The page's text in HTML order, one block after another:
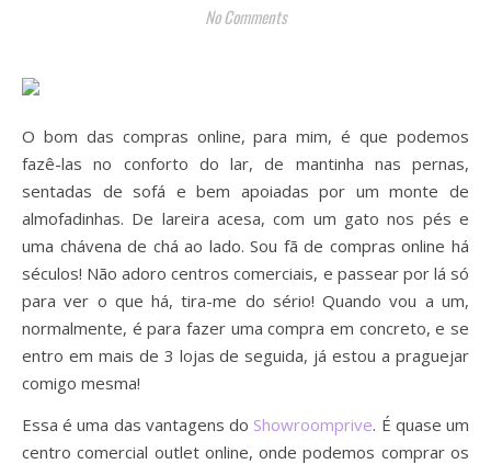
No Comments
O bom das compras online, para mim, é que podemos
fazê-las no conforto do lar, de mantinha nas pernas,
sentadas de sofá e bem apoiadas por um monte de
almofadinhas. De lareira acesa, com um gato nos pés e
uma chávena de chá ao lado. Sou fã de compras online há
séculos! Não adoro centros comerciais, e passear por lá só
para ver o que há, tira-me do sério! Quando vou a um,
normalmente, é para fazer uma compra em concreto, e se
entro em mais de 3 lojas de seguida, já estou a praguejar
comigo mesma!
Essa é uma das vantagens do Showroomprive. É quase um
centro comercial outlet online, onde podemos comprar os